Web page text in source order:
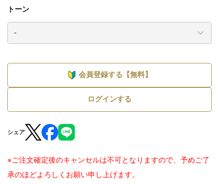
トーン
会員登録する【無料】
ログインする
シェア
※ご注文確定後のキャンセルは不可となりますので、予めご了
承のほどよろしくお願い申し上げます。